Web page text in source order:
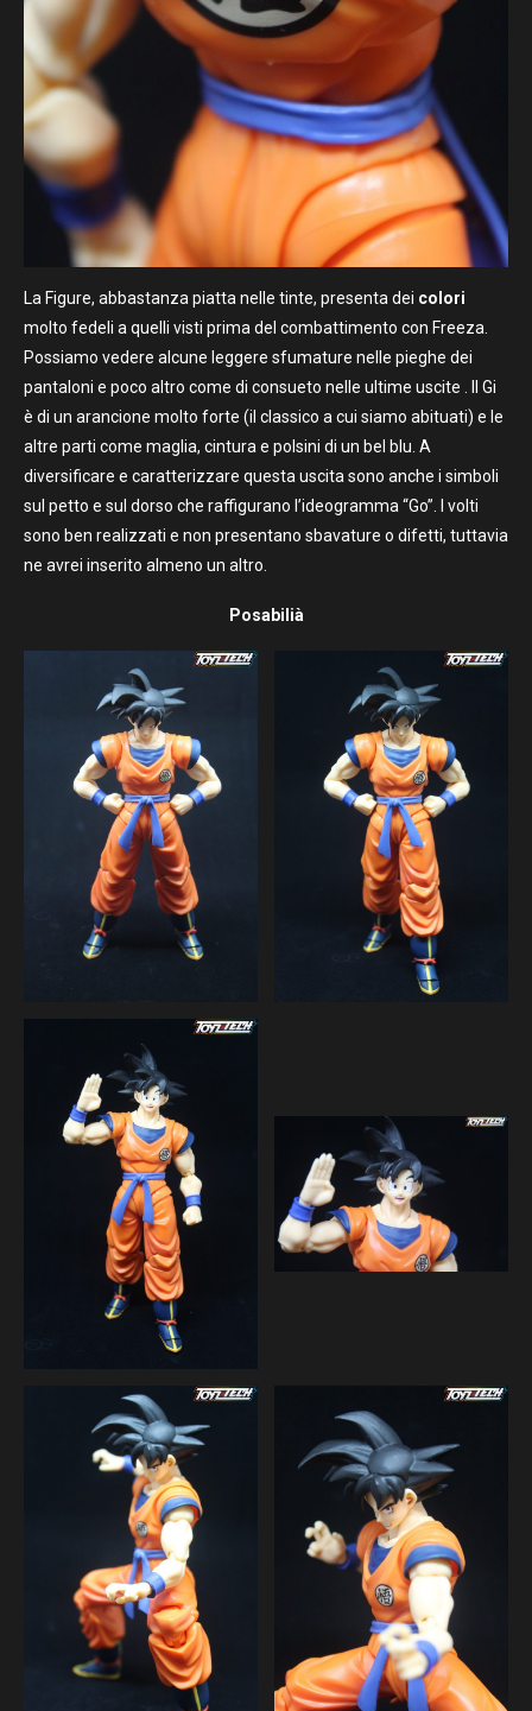
La Figure, abbastanza piatta nelle tinte, presenta dei colori
molto fedeli a quelli visti prima del combattimento con Freeza.
Possiamo vedere alcune leggere sfumature nelle pieghe dei
pantaloni e poco altro come di consueto nelle ultime uscite . Il Gi
è di un arancione molto forte (il classico a cui siamo abituati) e le
altre parti come maglia, cintura e polsini di un bel blu. A
diversificare e caratterizzare questa uscita sono anche i simboli
sul petto e sul dorso che raffigurano l’ideogramma “Go”. I volti
sono ben realizzati e non presentano sbavature o difetti, tuttavia
ne avrei inserito almeno un altro.
Posabilià